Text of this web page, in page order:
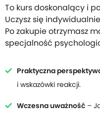
To kurs doskonalący i
Uczysz się
Po zakupie otrzymasz
specjalność
Praktyczna
i wskazówki reakcji.
Wczesna uważność –